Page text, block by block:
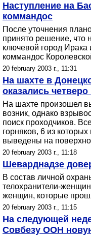
Наступление на
коммандос
После уточнения
принято решение, что
ключевой город Ирака
коммандос
20 february 2003 г., 11:31
На шахте в
оказались четверо
На шахте произошел
возник, однако
поиск проходчиков.
горняков, 6 из
выведены на
20 february 2003 г., 11:18
Шеварднадзе
В состав личной
телохранители-
женщин, которые
20 february 2003 г., 11:15
На следующей
Совбезу ООН